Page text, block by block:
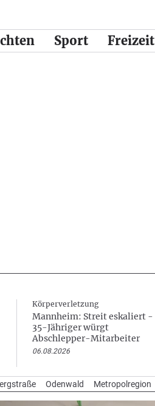
Sport Freizeit
Körperverletzung
Mannheim: Streit eskaliert -
35-Jähriger würgt
Abschlepper-Mitarbeiter
06.08.2026
Odenwald Metropolregion